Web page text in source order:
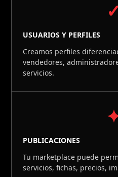
✓
USUARIOS Y PERFILES
Creamos perfiles
vendedores,
servicios.
PUBLICACIONES
Tu marketplace puede
servicios, fichas, precios,